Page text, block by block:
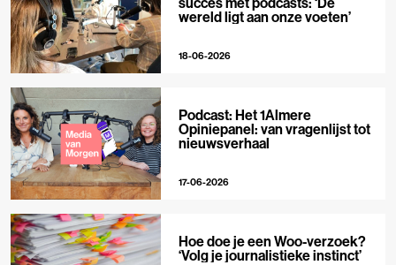
wereld ligt aan onze voeten’
18-06-2026
Podcast: Het 1Almere
Opiniepanel: van vragenlijst tot
nieuwsverhaal
17-06-2026
Hoe doe je een Woo-verzoek?
‘Volg je journalistieke instinct’